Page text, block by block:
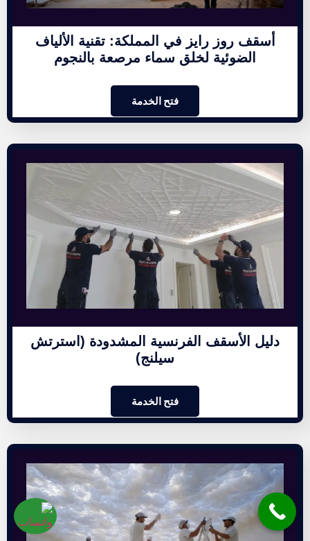
أسقف روز رايز في المملكة: تقنية الألياف
الضوئية لخلق سماء مرصعة بالنجوم
فتح الخدمة
دليل الأسقف الفرنسية المشدودة (استرتش
سيلنج)
فتح الخدمة